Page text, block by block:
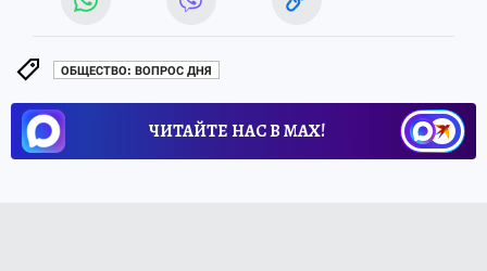
ОБЩЕСТВО: ВОПРОС ДНЯ
ЧИТАЙТЕ НАС В МАХ!